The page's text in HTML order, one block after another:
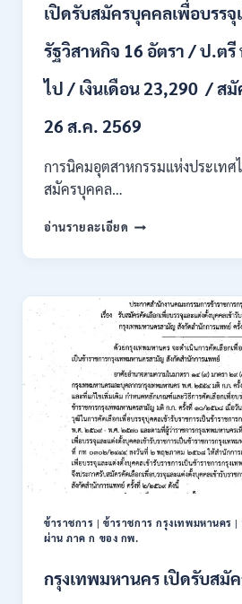
/
เดือน
/
ต้อง
ก
ส.ค.
–
ก.ย.
2569
เปิดรับสมัครบุคคลเพื่อบรร
รัฐวิสาหกิจ 16 อัตรา / ป.ต
ไป / เงินเดือน 23,290 / สมั
26 ส.ค. 2569
การนิคมอุตสาหกรรมแห่งประเทศ
สมัครบุคคล…
อ่านรายละเอียด การ
อุตสาหกรรม
ประเทศไทย
(กนอ.)
เปิด
รับ
สมัคร
บุคคล
เพื่อ
บรรจุ
เป็น
พนักงาน
รัฐวิสาหกิจ
16
/
ป.ตรี
ส
ข้าราชการ |ข้าราชการ กรุงเทพมหานคร |
ผ่าน ภาค ก ของ กพ.
กรุงเทพมหานคร เปิดรับสมั